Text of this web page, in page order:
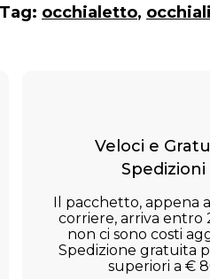
Tag: occhialetto,
Veloci e
Spedizioni
Il pacchetto, appena
corriere, arriva entro
non ci sono costi
Spedizione gratuita
superiori a €